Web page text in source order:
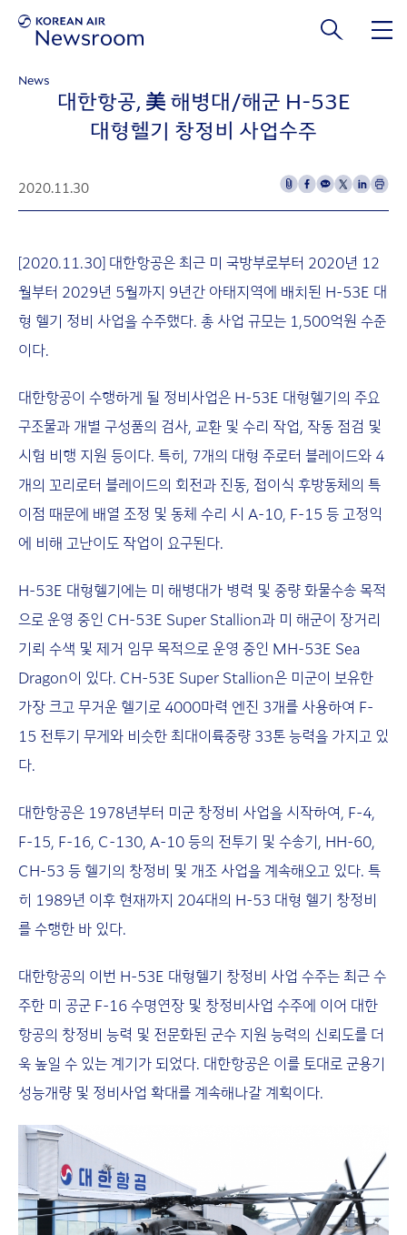
News
대한항공, 美 해병대/해군 H-53E
대형헬기 창정비 사업수주
2020.11.30
[2020.11.30] 대한항공은 최근 미 국방부로부터 2020년 12
월부터 2029년 5월까지 9년간 아태지역에 배치된 H-53E 대
형 헬기 정비 사업을 수주했다. 총 사업 규모는 1,500억원 수준
이다.
대한항공이 수행하게 될 정비사업은 H-53E 대형헬기의 주요
구조물과 개별 구성품의 검사, 교환 및 수리 작업, 작동 점검 및
시험 비행 지원 등이다. 특히, 7개의 대형 주로터 블레이드와 4
개의 꼬리로터 블레이드의 회전과 진동, 접이식 후방동체의 특
이점 때문에 배열 조정 및 동체 수리 시 A-10, F-15 등 고정익
에 비해 고난이도 작업이 요구된다.
H-53E 대형헬기에는 미 해병대가 병력 및 중량 화물수송 목적
으로 운영 중인 CH-53E Super Stallion과 미 해군이 장거리
기뢰 수색 및 제거 임무 목적으로 운영 중인 MH-53E Sea
Dragon이 있다. CH-53E Super Stallion은 미군이 보유한
가장 크고 무거운 헬기로 4000마력 엔진 3개를 사용하여 F-
15 전투기 무게와 비슷한 최대이륙중량 33톤 능력을 가지고 있
다.
대한항공은 1978년부터 미군 창정비 사업을 시작하여, F-4,
F-15, F-16, C-130, A-10 등의 전투기 및 수송기, HH-60,
CH-53 등 헬기의 창정비 및 개조 사업을 계속해오고 있다. 특
히 1989년 이후 현재까지 204대의 H-53 대형 헬기 창정비
를 수행한 바 있다.
대한항공의 이번 H-53E 대형헬기 창정비 사업 수주는 최근 수
주한 미 공군 F-16 수명연장 및 창정비사업 수주에 이어 대한
항공의 창정비 능력 및 전문화된 군수 지원 능력의 신뢰도를 더
욱 높일 수 있는 계기가 되었다. 대한항공은 이를 토대로 군용기
성능개량 및 정비사업 확대를 계속해나갈 계획이다.